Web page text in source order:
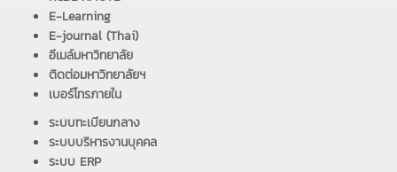
E-Learning
E-journal (Thai)
อีเมล์มหาวิทยาลัย
ติดต่อมหาวิทยาลัยฯ
เบอร์โทรภายใน
ระบบทะเบียนกลาง
ระบบบริหารงานบุคคล
ระบบ ERP